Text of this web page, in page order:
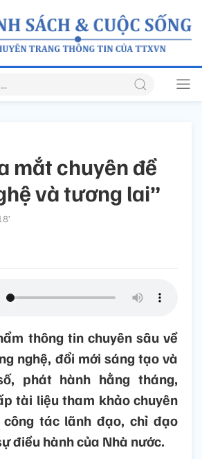
mắt chuyên đề
và tương lai”
thông tin chuyên sâu về
nghệ, đổi mới sáng tạo và
phát hành hằng tháng,
tài liệu tham khảo chuyên
tác lãnh đạo, chỉ đạo
điều hành của Nhà nước.